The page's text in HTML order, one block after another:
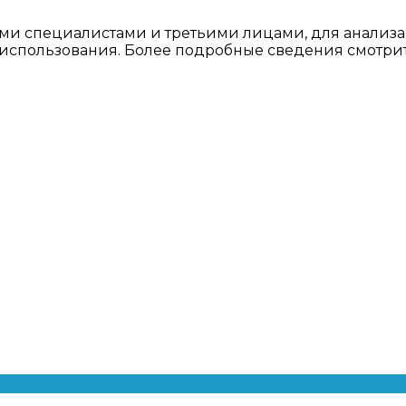
специалистами и третьими лицами, для
Более подробные сведения